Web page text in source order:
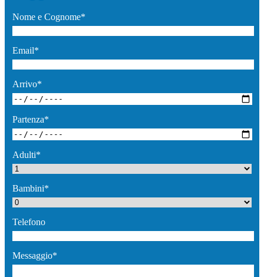
Nome e Cognome*
Email*
Arrivo*
Partenza*
Adulti*
Bambini*
Telefono
Messaggio*